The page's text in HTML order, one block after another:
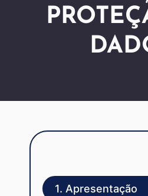
1. Apresentação